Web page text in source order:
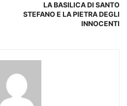
LA BASILICA DI SANTO
STEFANO E LA PIETRA DEGLI
INNOCENTI